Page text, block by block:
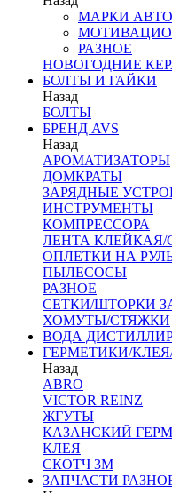
МАРКИ АВТО
РАЗНОЕ
НОВОГОДНИЕ
БОЛТЫ И ГАЙКИ
Назад
БОЛТЫ
БРЕНД AVS
Назад
АРОМАТИЗАТОРЫ
ДОМКРАТЫ
ЗАРЯДНЫЕ
ИНСТРУМЕНТЫ
КОМПРЕССОРА
ЛЕНТА
ОПЛЕТКИ НА
ПЫЛЕСОСЫ
РАЗНОЕ
СЕТКИ/ШТОРКИ
ХОМУТЫ/СТЯЖКИ
ВОДА
ГЕРМЕТИКИ/
Назад
ABRO
VICTOR REINZ
ЖГУТЫ
КАЗАНСКИЙ
КЛЕЯ
СКОТЧ 3М
ЗАПЧАСТИ